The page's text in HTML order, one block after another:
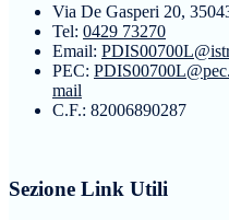
Via De Gasperi 20,
Tel: 0429 73270
Email:
PEC:
mail
C.F.: 82006890287
Sezione Link Utili